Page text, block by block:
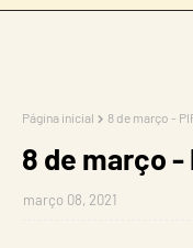
Página inicial 8 de março -
8 de março -
março 08, 2021